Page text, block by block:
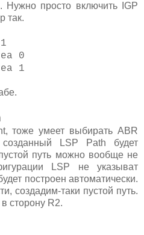
Нужно просто включить IGP
так.
0
1
тоже умеет выбирать ABR
LSP Path будет
путь можно вообще не
LSP не указыват
построен автоматически.
создадим-таки пустой путь.
сторону R2.